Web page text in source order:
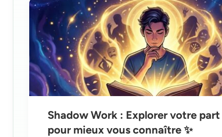
Shadow Work : Explorer votre part
pour mieux vous connaître ✨